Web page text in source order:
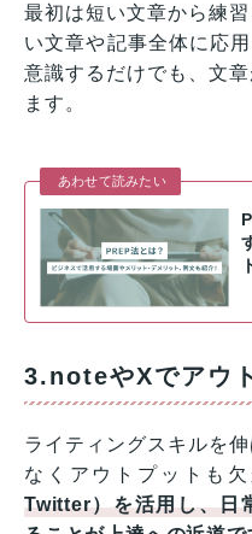
最初は短い文章から練
い文章や記事全体に応
意識するだけでも、文
ます。
あわせて読みたい
3.noteやXでアウ
ライティングスキルを
なくアウトプットも欠
Twitter）を活用し、日